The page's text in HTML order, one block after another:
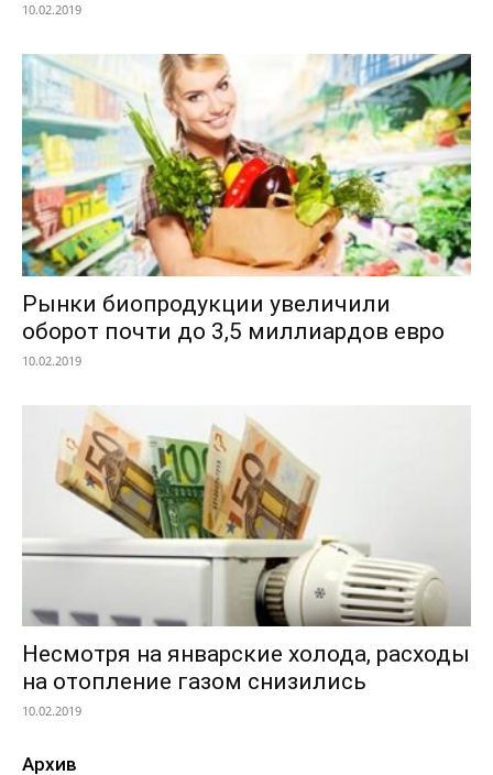
10.02.2019
Рынки биопродукции увеличили
оборот почти до 3,5 миллиардов евро
10.02.2019
Несмотря на январские холода, расходы
на отопление газом снизились
10.02.2019
Архив